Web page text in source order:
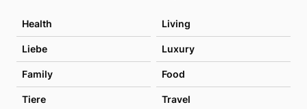
Health Living
Liebe Luxury
Family Food
Tiere Travel